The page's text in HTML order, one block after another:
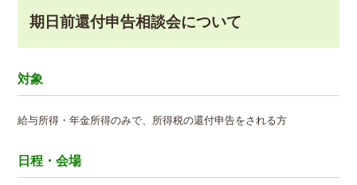
期日前還付申告相談会について
対象
給与所得・年金所得のみで、所得税の還付申告をされる方
日程・会場